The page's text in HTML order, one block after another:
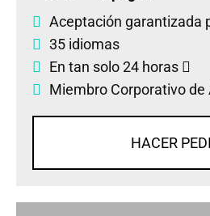
Aceptación garantizada
35 idiomas
En tan solo 24 horas
Miembro Corporativo de
HACER